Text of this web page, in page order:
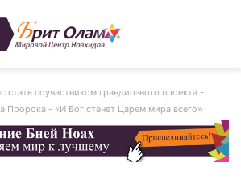
стать соучастником грандиозного проекта -
Пророка - «И Бог станет Царем мира всего»